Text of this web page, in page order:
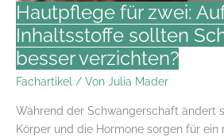
Hautpflege für zwei:
Inhaltsstoffe sollten
besser verzichten?
Fachartikel / Von Julia Mader
Während der Schwangerschaft ändert
Körper und die Hormone sorgen für ein